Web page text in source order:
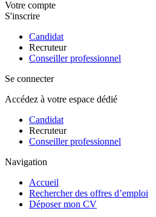
Votre compte
S'inscrire
Candidat
Recruteur
Conseiller professionnel
Se connecter
Accédez à votre espace dédié
Candidat
Recruteur
Conseiller professionnel
Navigation
Accueil
Rechercher des offres d’emploi
Déposer mon CV